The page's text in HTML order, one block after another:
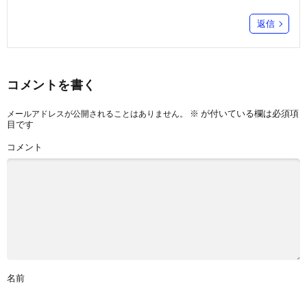
返信
コメントを書く
メールアドレスが公開されることはありません。 ※ が付いている欄は必須項
目です
コメント
名前